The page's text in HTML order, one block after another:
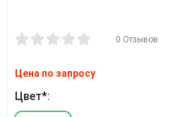
0 Отзывов
Цена по запросу
Цвет*: